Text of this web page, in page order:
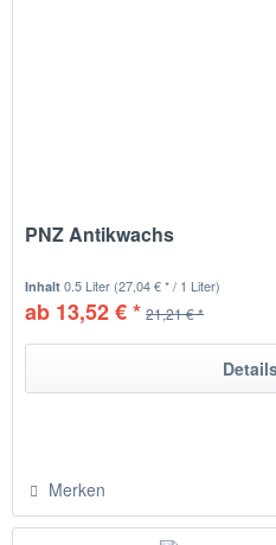
PNZ Antikwachs
Inhalt0.5 Liter (27,04 € * / 1 Liter)
ab 13,52 € * 21,21 € *
Merken